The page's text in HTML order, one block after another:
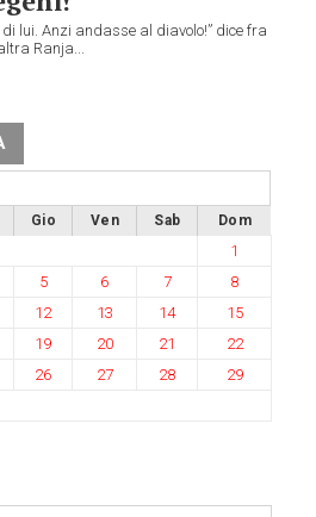
lui. Anzi andasse al diavolo!” dice fra
Ranja...
Gio Ven Sab Dom
1
5 6 7
8
12 13 14
15
19 20 21
22
26 27 28
29